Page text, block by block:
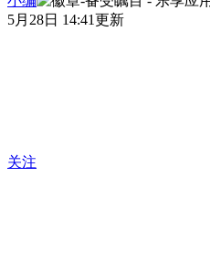
5月28日 14:41更新
关注